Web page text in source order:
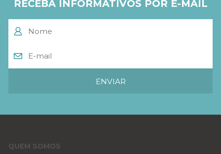
RECEBA INFORMATIVOS POR E-MAIL
QUEM SOMOS